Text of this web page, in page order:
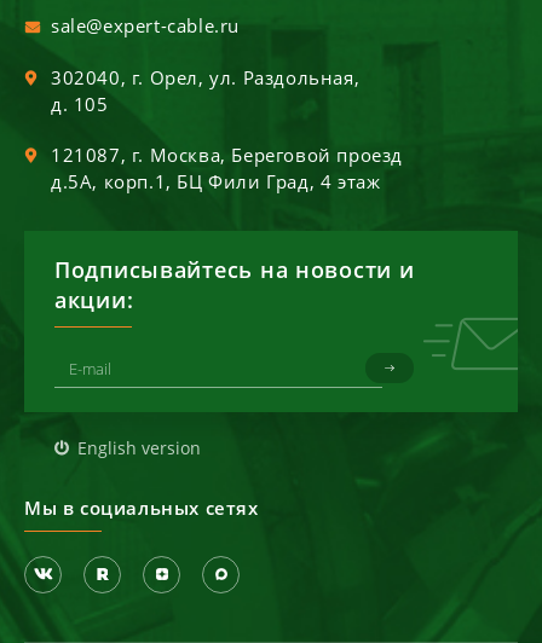
sale@expert-cable.ru
302040, г. Орел,ул. Раздольная,
д. 105
121087, г. Москва, Береговой проезд
д.5А, корп.1, БЦ Фили Град, 4 этаж
Подписывайтесь на новости и
акции:
English version
Мы в социальных сетях